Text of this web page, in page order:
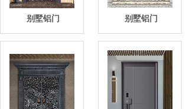
别墅铝门 别墅铝门